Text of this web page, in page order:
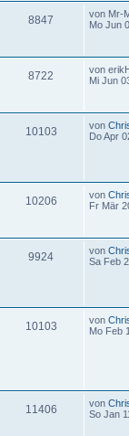
8847 von Mr-
Mo Jun
8722 von
Mi Jun
10103 von
Do Apr
10206 von
Fr Mär
9924 von
Sa Feb
10103 von
Mo Feb
11406 von
So Jan